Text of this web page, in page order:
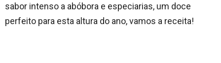
sabor intenso a abóbora e especiarias, um doce
perfeito para esta altura do ano, vamos a receita!